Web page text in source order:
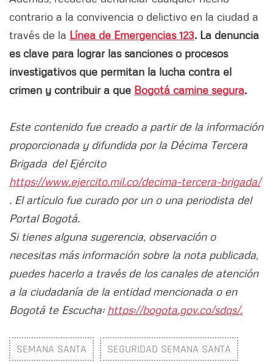
contrario a la convivencia o delictivo en la ciudad a
través de la Línea de Emergencias 123. La denuncia
es clave para lograr las sanciones o procesos
investigativos que permitan la lucha contra el
crimen y contribuir a que Bogotá camine segura.
Este contenido fue creado a partir de la información
proporcionada y difundida por la Décima Tercera
Brigada del Ejército
https://www.ejercito.mil.co/decima-tercera-brigada/
. El artículo fue curado por un o una periodista del
Portal Bogotá.
Si tienes alguna sugerencia, observación o
necesitas más información sobre la nota publicada,
puedes hacerlo a través de los canales de atención
a la ciudadanía de la entidad mencionada o en
Bogotá te Escucha: https://bogota.gov.co/sdqs/.
SEMANA SANTA SEGURIDAD SEMANA SANTA